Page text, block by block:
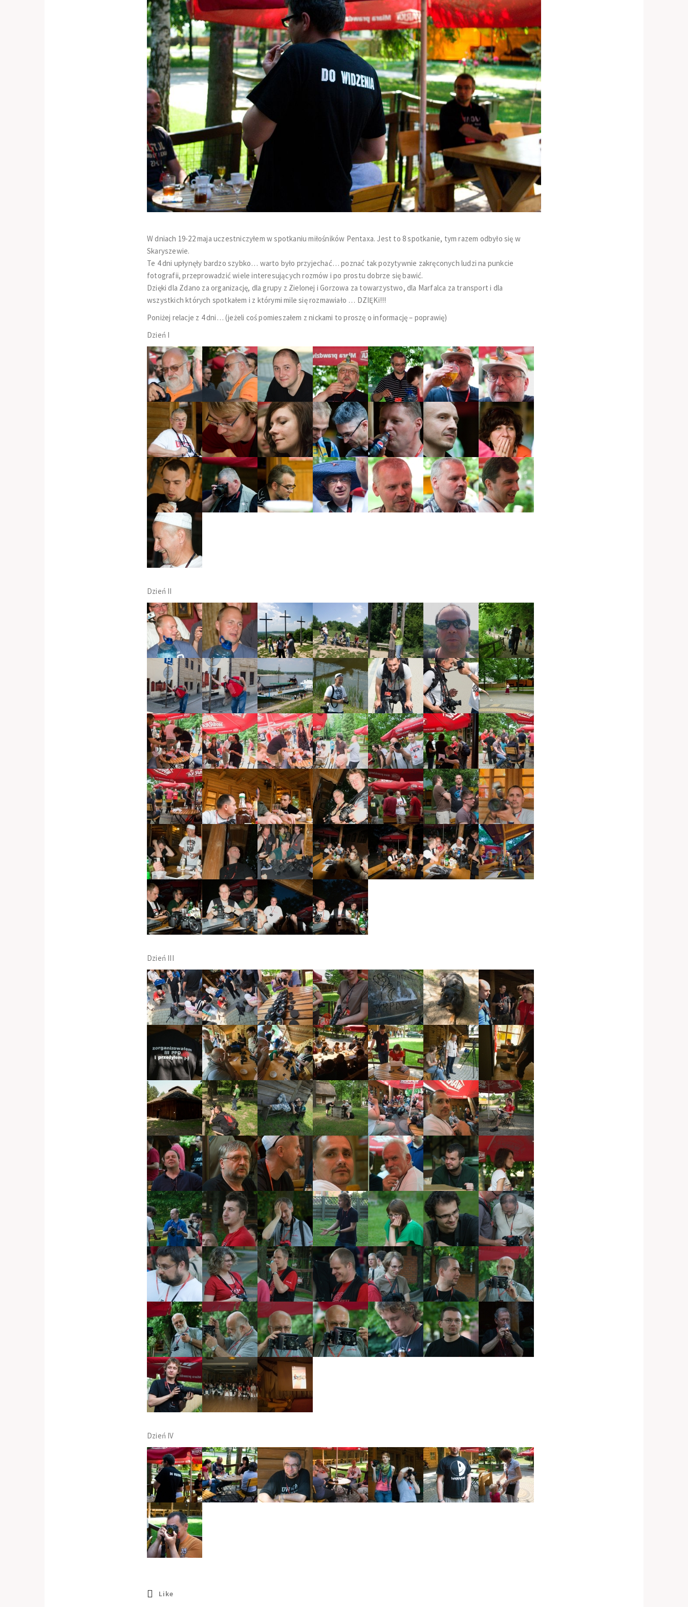
W dniach 19-22 maja uczestniczyłem w spotkaniu miłośników Pentaxa. Jest to 8 spotkanie, tym razem odbyło się w
Skaryszewie.
Te 4 dni upłynęły bardzo szybko… warto było przyjechać… poznać tak pozytywnie zakręconych ludzi na punkcie
fotografii, przeprowadzić wiele interesujących rozmów i po prostu dobrze się bawić.
Dzięki dla Zdano za organizację, dla grupy z Zielonej i Gorzowa za towarzystwo, dla Marfalca za transport i dla
wszystkich których spotkałem i z którymi mile się rozmawiało … DZIĘKi!!!
Poniżej relacje z 4 dni… (jeżeli coś pomieszałem z nickami to proszę o informację – poprawię)
Dzień I
Dzień II
Dzień III
Dzień IV
Like